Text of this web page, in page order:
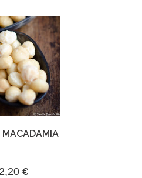
MACADAMIA
€